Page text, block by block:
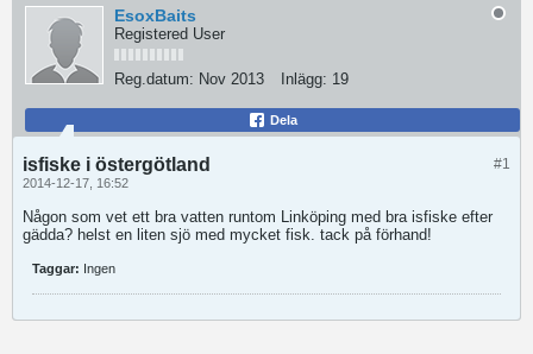
EsoxBaits
Registered User
Reg.datum: Nov 2013 Inlägg: 19
Dela
#1
isfiske i östergötland
2014-12-17, 16:52
Någon som vet ett bra vatten runtom Linköping med bra isfiske efter
gädda? helst en liten sjö med mycket fisk. tack på förhand!
Taggar: Ingen